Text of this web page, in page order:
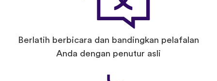
Berlatih berbicara dan bandingkan pelafalan
Anda dengan penutur asli